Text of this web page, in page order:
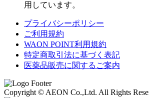
用しています。
プライバシーポリシー
ご利用規約
WAON POINT利用規約
特定商取引法に基づく表記
医薬品販売に関するご案内
Copyright © AEON Co.,Ltd. All Rights